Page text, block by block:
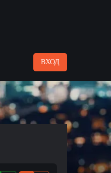
ВХОД